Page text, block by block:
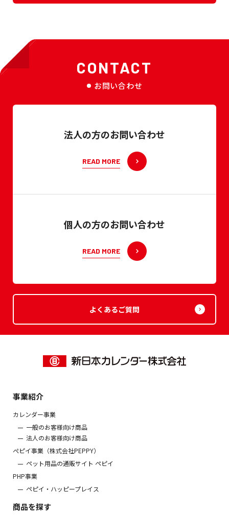
CONTACT
お問い合わせ
法人の方のお問い合わせ
READ MORE
個人の方のお問い合わせ
READ MORE
よくあるご質問
事業紹介
カレンダー事業
一般のお客様向け商品
法人のお客様向け商品
ぺピイ事業（株式会社PEPPY）
ペット用品の通販サイト ペピイ
PHP事業
ペピイ・ハッピープレイス
商品を探す